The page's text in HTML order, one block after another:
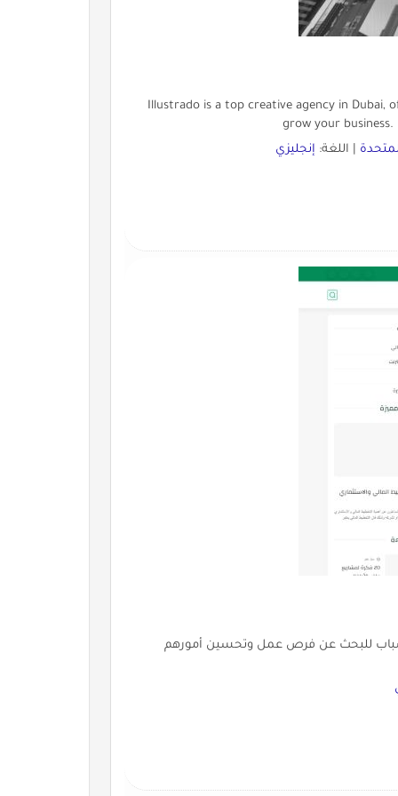
Illustrado is a top creative agency in Dubai,
grow your
| اللغة: إنجليزي
للبحث عن فرص عمل وتحسين أمورهم